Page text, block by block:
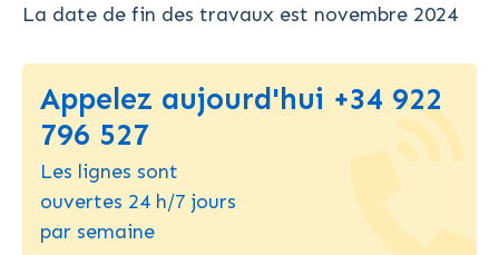
La date de fin des travaux est novembre 2024
Appelez aujourd'hui +34 922
796 527
Les lignes sont
ouvertes 24 h/7 jours
par semaine